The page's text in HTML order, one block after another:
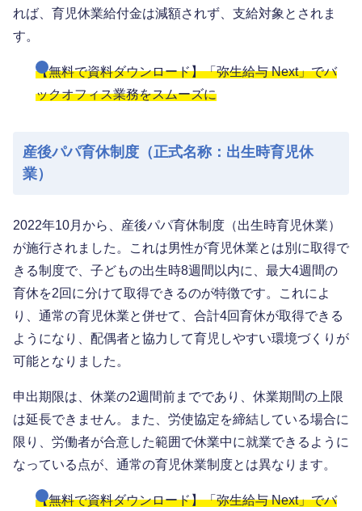
れば、育児休業給付金は減額されず、支給対象とされま
す。
【無料で資料ダウンロード】「弥生給与 Next」でバ
ックオフィス業務をスムーズに
産後パパ育休制度（正式名称：出生時育児休
業）
2022年10月から、産後パパ育休制度（出生時育児休業）
が施行されました。これは男性が育児休業とは別に取得で
きる制度で、子どもの出生時8週間以内に、最大4週間の
育休を2回に分けて取得できるのが特徴です。これによ
り、通常の育児休業と併せて、合計4回育休が取得できる
ようになり、配偶者と協力して育児しやすい環境づくりが
可能となりました。
申出期限は、休業の2週間前までであり、休業期間の上限
は延長できません。また、労使協定を締結している場合に
限り、労働者が合意した範囲で休業中に就業できるように
なっている点が、通常の育児休業制度とは異なります。
【無料で資料ダウンロード】「弥生給与 Next」でバ